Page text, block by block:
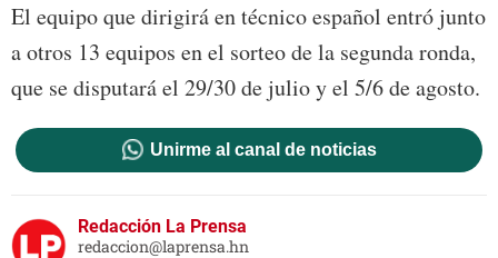
El equipo que dirigirá en técnico español entró junto
a otros 13 equipos en el sorteo de la segunda ronda,
que se disputará el 29/30 de julio y el 5/6 de agosto.
Unirme al canal de noticias
Redacción La Prensa
redaccion@laprensa.hn